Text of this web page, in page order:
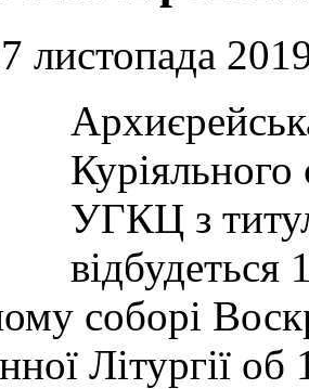
листопада
Куріяльного
УГКЦ з
відбудеться
соборі
Літургії об